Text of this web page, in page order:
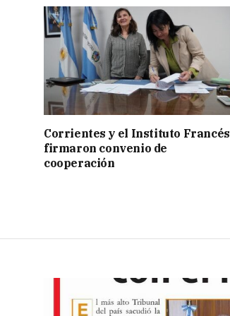
Corrientes y el Instituto Francés
firmaron convenio de
cooperación